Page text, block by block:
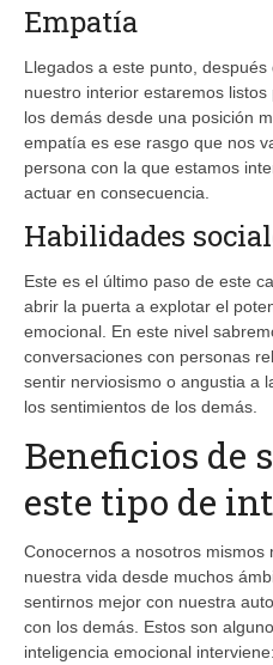
Empatía
Llegados a este punto,
nuestro interior estaremos
los demás desde una posición
empatía es ese rasgo que nos
persona con la que estamos
actuar en consecuencia.
Habilidades
Este es el último paso de este
abrir la puerta a explotar el
emocional. En este nivel
conversaciones con personas
sentir nerviosismo o angustia a
los sentimientos de los demás.
Beneficios de
este tipo de
Conocernos a nosotros
nuestra vida desde muchos
sentirnos mejor con nuestra
con los demás. Estos son
inteligencia emocional interviene: